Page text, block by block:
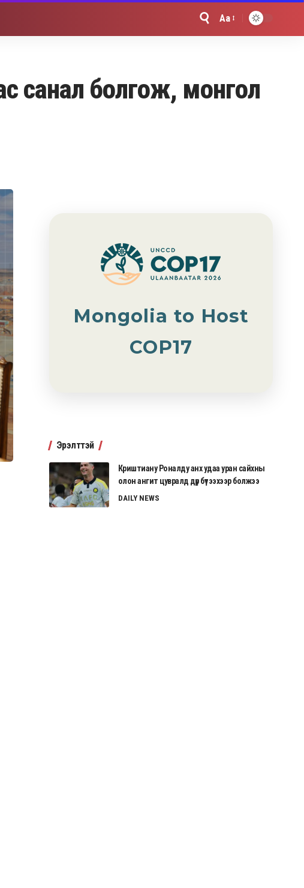
Font
Aa
санал болгож, монгол
Mongolia to Host
COP17
Эрэлттэй
Криштиану Роналду анх удаа уран сайхны
олон ангит цувралд дүр бүтээхээр болжээ
DAILY NEWS